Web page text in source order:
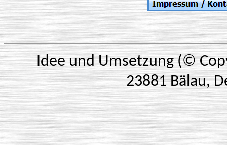
Idee und Umsetzung (©
23881 Bälau,